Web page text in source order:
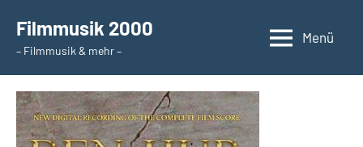
Inhalt
springen
Filmmusik 2000
– Filmmusik & mehr –
Menü